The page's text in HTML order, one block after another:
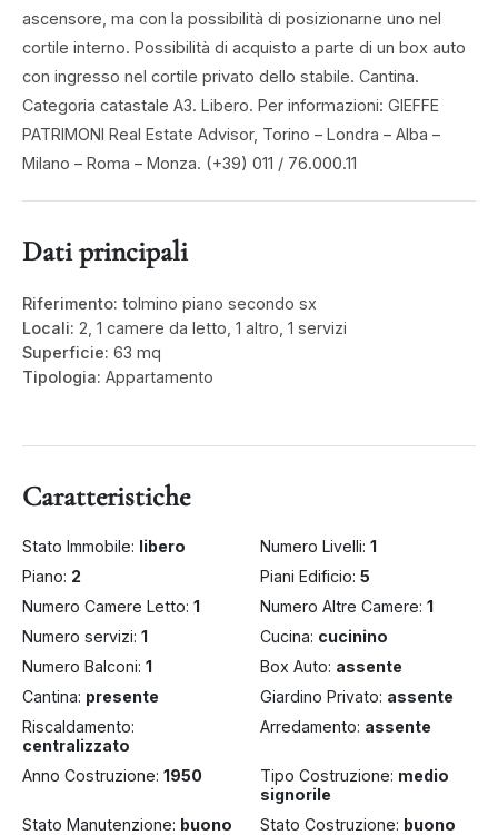
ascensore, ma con la possibilità di posizionarne uno nel
cortile interno. Possibilità di acquisto a parte di un box auto
con ingresso nel cortile privato dello stabile. Cantina.
Categoria catastale A3. Libero. Per informazioni: GIEFFE
PATRIMONI Real Estate Advisor, Torino – Londra – Alba –
Milano – Roma – Monza. (+39) 011 / 76.000.11
Dati principali
Riferimento: tolmino piano secondo sx
Locali: 2, 1 camere da letto, 1 altro, 1 servizi
Superficie: 63 mq
Tipologia: Appartamento
Caratteristiche
Stato Immobile: libero Numero Livelli: 1
Piano: 2 Piani Edificio: 5
Numero Camere Letto: 1 Numero Altre Camere: 1
Numero servizi: 1 Cucina: cucinino
Numero Balconi: 1 Box Auto: assente
Cantina: presente Giardino Privato: assente
Riscaldamento:
centralizzato
Arredamento: assente
Anno Costruzione: 1950 Tipo Costruzione: medio
signorile
Stato Manutenzione: buono Stato Costruzione: buono